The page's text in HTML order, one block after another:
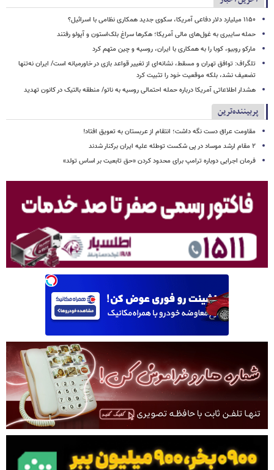
۱۱۵۰ میلیارد دلار دفاعی آمریکا، سکوی جدید همکاری نظامی با اسرائیل؟
حمله سایبری به غول‌های مالی آمریکا؛ هکرها سراغ بلک‌استون و آپولو رفتند
مارکو روبیو، کوبا را به همکاری با ایران، روسیه و چین متهم کرد
تلگراف: توافق تهران و مسقط، نشانه‌ای از تغییر قواعد بازی در خاورمیانه است/ ایران نه‌تنها
تضعیف نشد، بلکه موقعیت خود را تثبیت کرد
هشدار اطلاعاتی آمریکا درباره حمله احتمالی روسیه به ناتو/ منطقه بالتیک در کانون تهدید
پربیننده‌ترین
مقاومت عراق دست نگه داشت؛ انتقام از عربستان به تعویق افتاد!
۲ مقام‌ ارشد موساد در پی شکست توطئه علیه ایران برکنار شدند
فرمان اجرایی دوباره ترامپ برای محدود کردن «حق تابعیت بر اساس تولد»